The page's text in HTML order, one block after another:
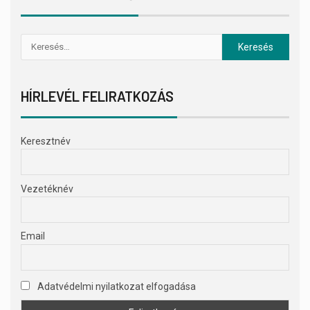
HÍRLEVÉL FELIRATKOZÁS
Keresztnév
Vezetéknév
Email
Adatvédelmi nyilatkozat elfogadása